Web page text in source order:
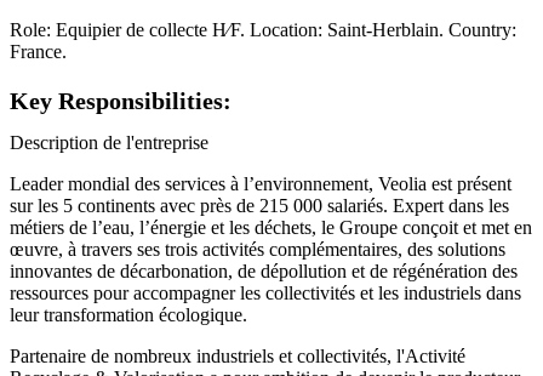
Role: Equipier de collecte H∕F. Location: Saint-Herblain. Country:
France.
Key Responsibilities:
Description de l'entreprise
Leader mondial des services à l’environnement, Veolia est présent
sur les 5 continents avec près de 215 000 salariés. Expert dans les
métiers de l’eau, l’énergie et les déchets, le Groupe conçoit et met en
œuvre, à travers ses trois activités complémentaires, des solutions
innovantes de décarbonation, de dépollution et de régénération des
ressources pour accompagner les collectivités et les industriels dans
leur transformation écologique.
Partenaire de nombreux industriels et collectivités, l'Activité